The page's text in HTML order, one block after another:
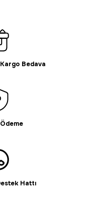
Bedava
Hattı